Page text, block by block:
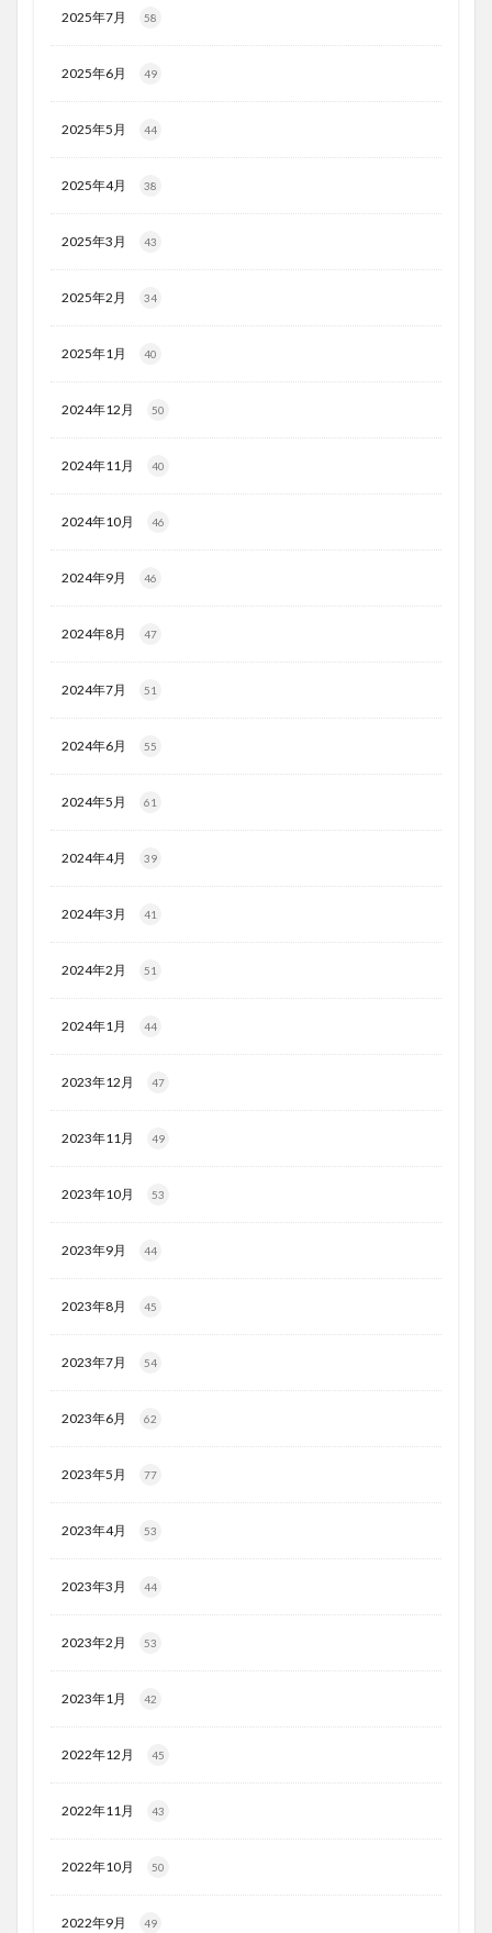
2025年7月 58
2025年6月 49
2025年5月 44
2025年4月 38
2025年3月 43
2025年2月 34
2025年1月 40
2024年12月 50
2024年11月 40
2024年10月 46
2024年9月 46
2024年8月 47
2024年7月 51
2024年6月 55
2024年5月 61
2024年4月 39
2024年3月 41
2024年2月 51
2024年1月 44
2023年12月 47
2023年11月 49
2023年10月 53
2023年9月 44
2023年8月 45
2023年7月 54
2023年6月 62
2023年5月 77
2023年4月 53
2023年3月 44
2023年2月 53
2023年1月 42
2022年12月 45
2022年11月 43
2022年10月 50
2022年9月 49